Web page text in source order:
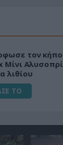
τον κήπο
Μίνι
λιθίου
ΤΟ